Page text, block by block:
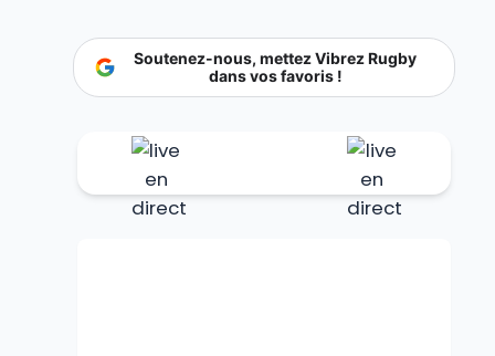
Soutenez-nous, mettez Vibrez Rugby
dans vos favoris !